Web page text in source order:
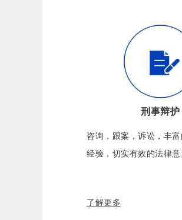
刑事辩护
咨询，跟案，诉讼，丰
经验，切实有效的法律
了解更多